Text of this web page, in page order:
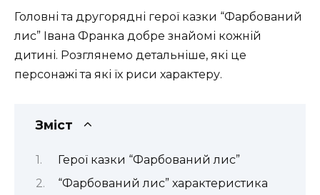
Головні та другорядні герої казки “Фарбований
лис” Івана Франка добре знайомі кожній
дитині. Розглянемо детальніше, які це
персонажі та які їх риси характеру.
Зміст
Герої казки “Фарбований лис”
“Фарбований лис” характеристика